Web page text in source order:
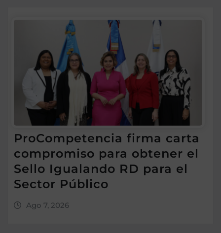
ProCompetencia firma carta
compromiso para obtener el
Sello Igualando RD para el
Sector Público
Ago 7, 2026